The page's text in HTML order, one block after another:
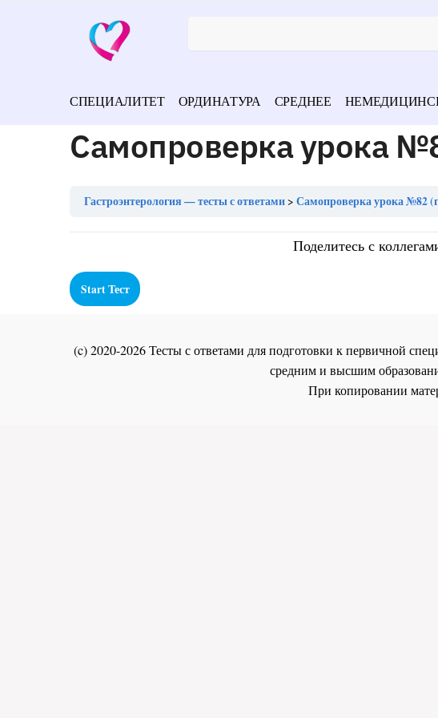
СПЕЦИАЛИТЕТ ОРДИНАТУРА СРЕДНЕЕ
Самопроверка урока
Гастроэнтерология — тесты с ответами Самопроверка урока №82
Поделитесь с
(c) 2020-2026 Тесты с ответами для подготовки к первичной
средним и высшим
При копировании